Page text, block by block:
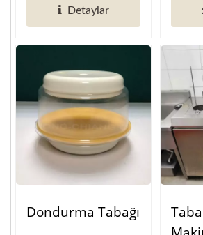
Detaylar
Dondurma Tabağı